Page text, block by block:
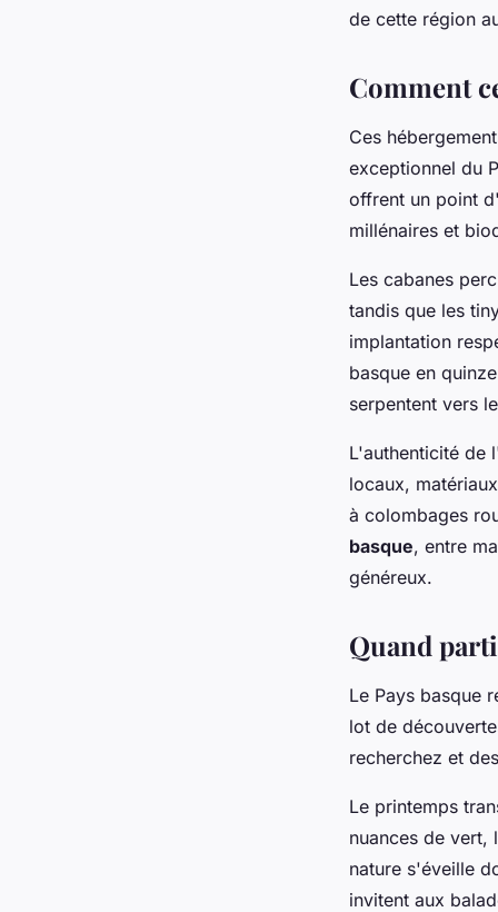
de cette région
Comment
Ces
exceptionnel du
offrent un point
millénaires et
Les cabanes
tandis que les
implantation
basque en
serpentent vers
L'authenticité de
locaux,
à colombages
basque, entre
généreux.
Quand
Le Pays basque
lot de
recherchez et
Le printemps
nuances de vert,
nature s'éveille
invitent aux